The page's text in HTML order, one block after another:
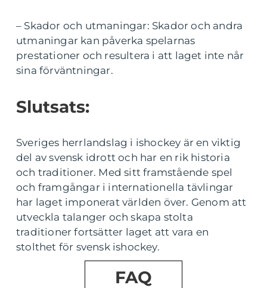
– Skador och utmaningar: Skador och andra
utmaningar kan påverka spelarnas
prestationer och resultera i att laget inte når
sina förväntningar.
Slutsats:
Sveriges herrlandslag i ishockey är en viktig
del av svensk idrott och har en rik historia
och traditioner. Med sitt framstående spel
och framgångar i internationella tävlingar
har laget imponerat världen över. Genom att
utveckla talanger och skapa stolta
traditioner fortsätter laget att vara en
stolthet för svensk ishockey.
FAQ